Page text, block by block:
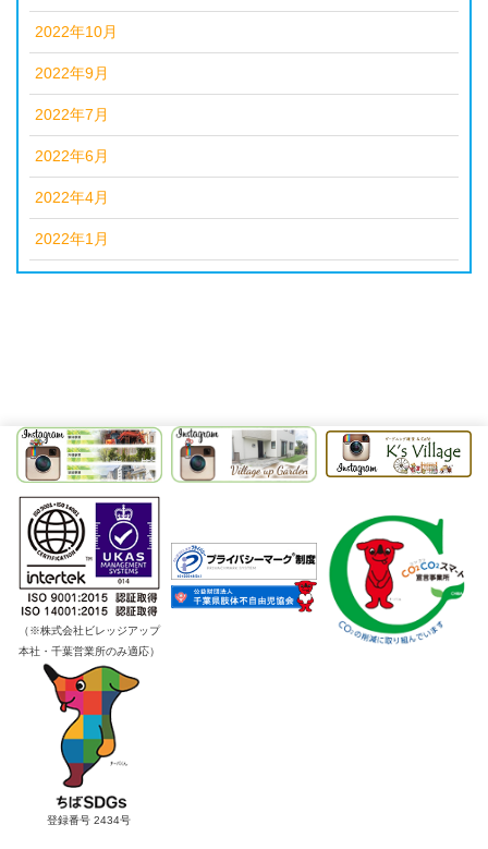
2022年10月
2022年9月
2022年7月
2022年6月
2022年4月
2022年1月
（※株式会社ビレッジアップ
本社・千葉営業所のみ適応）
登録番号 2434号